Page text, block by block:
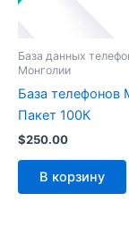
База данных
Монголии
База телефонов
Пакет 100К
$250.00
В корзину